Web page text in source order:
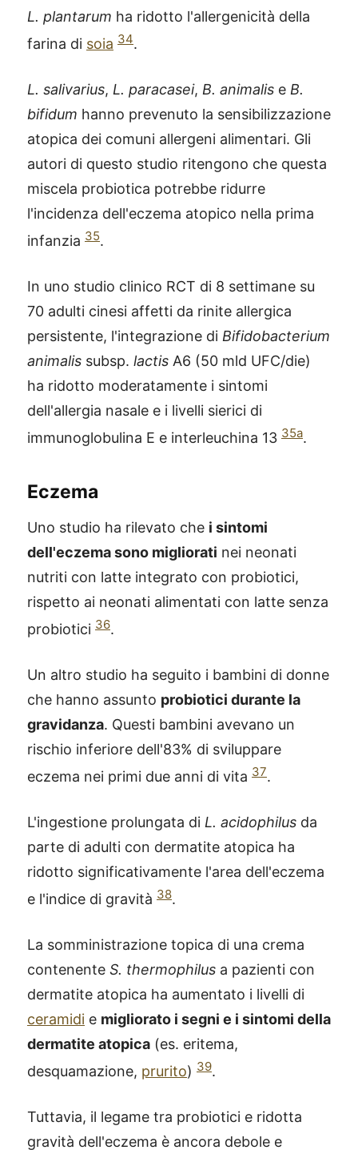
L. plantarum ha ridotto l'allergenicità della
farina di soia 34.
L. salivarius, L. paracasei, B. animalis e B.
bifidum hanno prevenuto la sensibilizzazione
atopica dei comuni allergeni alimentari. Gli
autori di questo studio ritengono che questa
miscela probiotica potrebbe ridurre
l'incidenza dell'eczema atopico nella prima
infanzia 35.
In uno studio clinico RCT di 8 settimane su
70 adulti cinesi affetti da rinite allergica
persistente, l'integrazione di Bifidobacterium
animalis subsp. lactis A6 (50 mld UFC/die)
ha ridotto moderatamente i sintomi
dell'allergia nasale e i livelli sierici di
immunoglobulina E e interleuchina 13 35a.
Eczema
Uno studio ha rilevato che i sintomi
dell'eczema sono migliorati nei neonati
nutriti con latte integrato con probiotici,
rispetto ai neonati alimentati con latte senza
probiotici 36.
Un altro studio ha seguito i bambini di donne
che hanno assunto probiotici durante la
gravidanza. Questi bambini avevano un
rischio inferiore dell'83% di sviluppare
eczema nei primi due anni di vita 37.
L'ingestione prolungata di L. acidophilus da
parte di adulti con dermatite atopica ha
ridotto significativamente l'area dell'eczema
e l'indice di gravità 38.
La somministrazione topica di una crema
contenente S. thermophilus a pazienti con
dermatite atopica ha aumentato i livelli di
ceramidi e migliorato i segni e i sintomi della
dermatite atopica (es. eritema,
desquamazione, prurito) 39.
Tuttavia, il legame tra probiotici e ridotta
gravità dell'eczema è ancora debole e
SCOPRI COME FUNZIONA